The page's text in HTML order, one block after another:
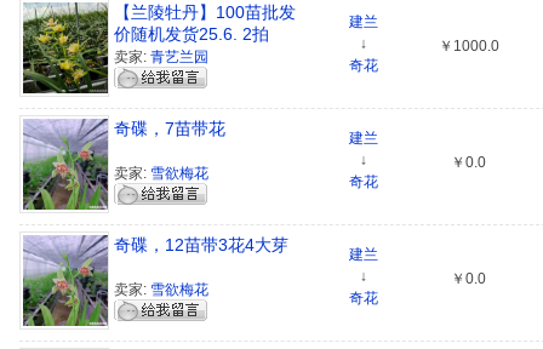
【兰陵牡丹】100苗批发
价随机发货25.6. 2拍
卖家: 青艺兰园
建兰
↓
奇花
￥1000.0
奇碟，7苗带花
卖家: 雪欲梅花
建兰
↓
奇花
￥0.0
奇碟，12苗带3花4大芽
卖家: 雪欲梅花
建兰
↓
奇花
￥0.0